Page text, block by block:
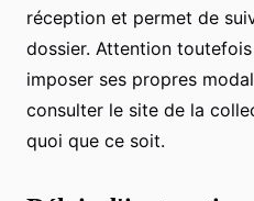
réception et permet de
dossier. Attention
imposer ses propres
consulter le site de la
quoi que ce soit.